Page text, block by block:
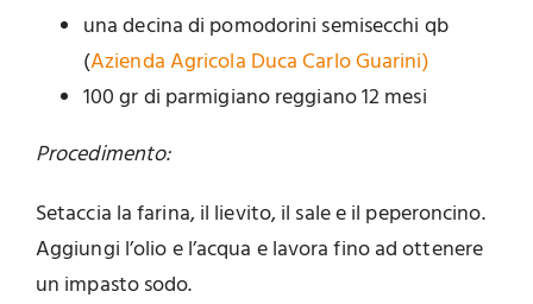
una decina di pomodorini semisecchi qb
(Azienda Agricola Duca Carlo Guarini)
100 gr di parmigiano reggiano 12 mesi
Procedimento:
Setaccia la farina, il lievito, il sale e il peperoncino.
Aggiungi l’olio e l’acqua e lavora fino ad ottenere
un impasto sodo.